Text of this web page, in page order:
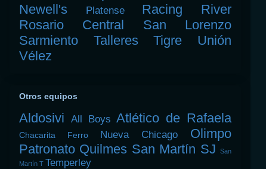
Newell's
Platense Racing
River
Rosario Central
San Lorenzo
Sarmiento
Talleres Tigre
Unión
Vélez
Otros equipos
Aldosivi All Boys Atlético de Rafaela
Chacarita Ferro Nueva Chicago
Olimpo
Patronato Quilmes San Martín SJ
San
Martín T Temperley